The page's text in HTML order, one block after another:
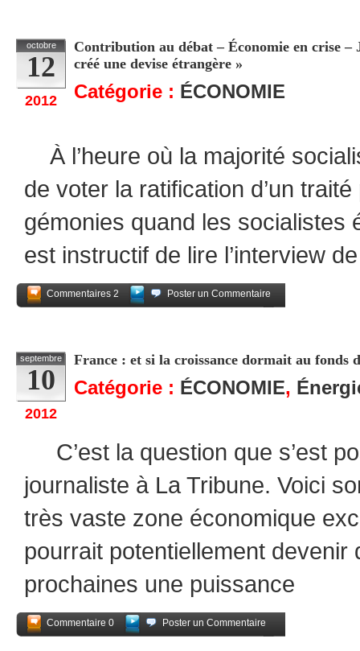
octobre
12
2012
Contribution au débat – Économie en crise –
créé une devise étrangère »
Catégorie : ÉCONOMIE
À l’heure où la majorité
de voter la ratification d’un
gémonies quand les socialistes
est instructif de lire l’interview
Commentaires 2
Poster un Commentaire
septembre
10
2012
France : et si la croissance dormait au fonds
Catégorie : ÉCONOMIE,
C’est la question que s’est
journaliste à La Tribune. Voici
très vaste zone économique
pourrait potentiellement devenir
prochaines une puissance
Commentaire 0
Poster un Commentaire